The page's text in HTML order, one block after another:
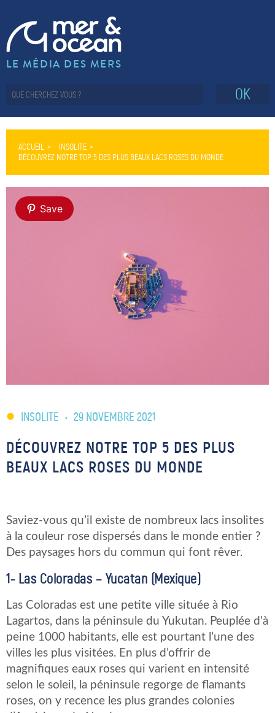
LE MÉDIA DES MERS
OK
ACCUEIL
INSOLITE
DÉCOUVREZ NOTRE TOP 5 DES PLUS BEAUX LACS ROSES DU MONDE
Save
INSOLITE • 29 NOVEMBRE 2021
DÉCOUVREZ NOTRE TOP 5 DES PLUS
BEAUX LACS ROSES DU MONDE
Saviez-vous qu’il existe de nombreux lacs insolites
à la couleur rose dispersés dans le monde entier ?
Des paysages hors du commun qui font rêver.
1- Las Coloradas – Yucatan (Mexique)
Las Coloradas est une petite ville située à Rio
Lagartos, dans la péninsule du Yukutan. Peuplée d’à
peine 1000 habitants, elle est pourtant l’une des
villes les plus visitées. En plus d’offrir de
magnifiques eaux roses qui varient en intensité
selon le soleil, la péninsule regorge de flamants
roses, on y recence les plus grandes colonies